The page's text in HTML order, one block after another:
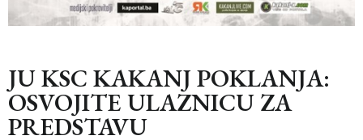
JU KSC KAKANJ POKLANJA:
OSVOJITE ULAZNICU ZA
PREDSTAVU